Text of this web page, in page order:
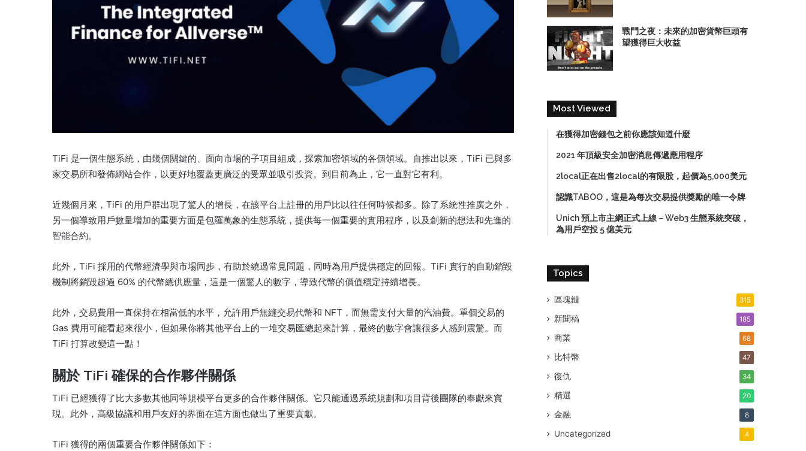
TiFi 是一個生態系統，由幾個關鍵的、面向市場的子項目組成，探索加密領域的各個領域。
自推出以來，TiFi 已與多
家交易所和發佈網站合作，以更好地覆蓋更廣泛的受眾並吸引投資。 到目前為止，它一直對它有利。
近幾個月來，TiFi 的用戶群出現了驚人的增長，在該平台上註冊的用戶比以往任何時候都多。 除了系統性推廣之外，
另一個導致用戶數量增加的重要方面是包羅萬象的生態系統，提供每一個重要的實用程序，以及創新的想法和先進的
智能合約。
此外，TiFi 採用的代幣經濟學與市場同步，有助於繞過常見問題，同時為用戶提供穩定的回報。 TiFi 實行的自動銷毀
機制將銷毀超過 60% 的代幣總供應量，這是一個驚人的數字，導致代幣的價值穩定持續增長。
此外，交易費用一直保持在相當低的水平，允許用戶無縫交易代幣和 NFT，而無需支付大量的汽油費。 單個交易的
Gas 費用可能看起來很小，但如果你將其他平台上的一堆交易匯總起來計算，最終的數字會讓很多人感到震驚。 而
TiFi 打算改變這一點！
關於 TiFi 確保的合作夥伴關係
TiFi 已經獲得了比大多數其他同等規模平台更多的合作夥伴關係。 它只能通過系統規劃和項目背後團隊的奉獻來實
現。 此外，高級協議和用戶友好的界面在這方面也做出了重要貢獻。
TiFi 獲得的兩個重要合作夥伴關係如下：
戰鬥之夜：未來的加密貨幣巨頭有
望獲得巨大收益
Most Viewed
在獲得加密錢包之前你應該知道什麼
2021 年頂級安全加密消息傳遞應用程序
2local正在出售2local的有限股，起價為5,000美元
認識TABOO，這是為每次交易提供獎勵的唯一令牌
Unich 預上市主網正式上線－Web3 生態系統突破，
為用戶空投 5 億美元
Topics
區塊鏈 315
新聞稿 185
商業 68
比特幣 47
復仇 34
精選 20
金融 8
Uncategorized 4